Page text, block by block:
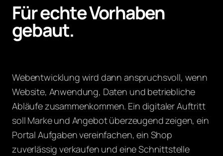
Für echte Vorhaben
gebaut.
Webentwicklung wird dann anspruchsvoll, wenn
Website, Anwendung, Daten und betriebliche
Abläufe zusammenkommen. Ein digitaler Auftritt
soll Marke und Angebot überzeugend zeigen, ein
Portal Aufgaben vereinfachen, ein Shop
zuverlässig verkaufen und eine Schnittstelle